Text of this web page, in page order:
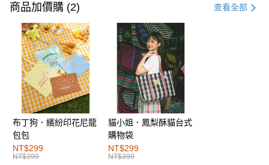
信用卡一次付款
購物金
超商取貨付款
LINE Pay
街口支付
運送方式
全家取貨付款
每筆NT$60，滿NT$1,000(含以上)免運費
商品加價購 (2) 查看全部
布丁狗．繽紛印花尼龍
包包
NT$299
NT$399
貓小姐．鳳梨酥貓台式
購物袋
NT$299
NT$399